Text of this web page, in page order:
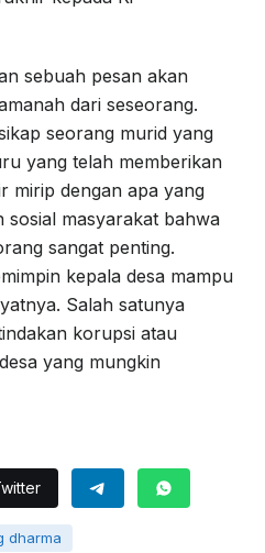
sebuah pesan akan
dari seseorang.
seorang murid yang
yang telah memberikan
mirip dengan apa yang
sosial masyarakat bahwa
sangat penting.
kepala desa mampu
Salah satunya
korupsi atau
yang mungkin
dharma